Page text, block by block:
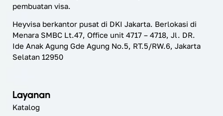
pembuatan visa.
Heyvisa berkantor pusat di DKI Jakarta. Berlokasi di
Menara SMBC Lt.47, Office unit 4717 – 4718, Jl. DR.
Ide Anak Agung Gde Agung No.5, RT.5/RW.6, Jakarta
Selatan 12950
Layanan
Katalog